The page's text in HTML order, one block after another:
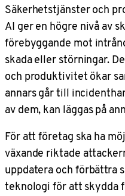
Säkerhetstjänster och
AI ger en högre nivå av
förebyggande mot
skada eller störningar.
och produktivitet ökar
annars går till
av dem, kan läggas på
För att företag ska ha
växande riktade
uppdatera och förbättra
teknologi för att skydda